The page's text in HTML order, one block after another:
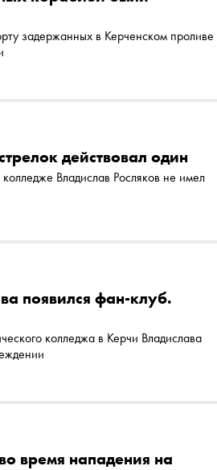
задержанных в Керченском проливе
действовал один
Владислав Росляков не имел
появился фан-клуб.
колледжа в Керчи Владислава
время нападения на